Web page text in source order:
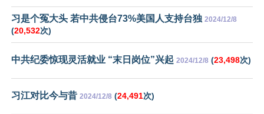
习是个冤大头 若中共侵台73%美国人支持台独 2024/12/8
(20,532次)
中共纪委惊现灵活就业 “末日岗位”兴起 2024/12/8 (23,498次)
习江对比今与昔 2024/12/8 (24,491次)